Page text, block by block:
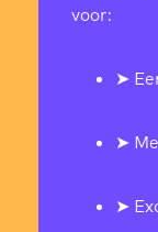
voor:
➤
➤
➤